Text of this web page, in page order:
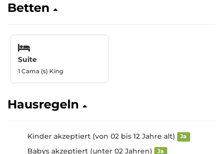
Betten
Suite
1 Cama (s) King
Hausregeln
Kinder akzeptiert (von 02 bis 12 Jahre alt) Ja
Babys akzeptiert (unter 02 Jahren) Ja